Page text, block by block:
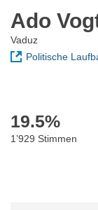
Ado
Vaduz
Politische
19.5%
1’929 Stimmen